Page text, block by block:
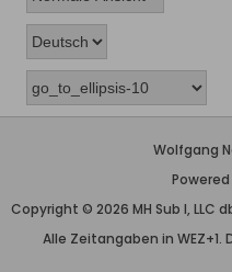
Wolfgang
Copyright © 2026 MH Sub I, LLC
Alle Zeitangaben in WEZ+1.